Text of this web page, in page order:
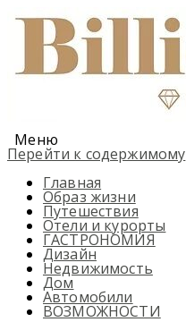
Меню
Перейти к содержимому
Главная
Образ жизни
Путешествия
Отели и курорты
ГАСТРОНОМИЯ
Дизайн
Недвижимость
Дом
Автомобили
ВОЗМОЖНОСТИ